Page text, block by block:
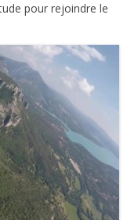
pour rejoindre le